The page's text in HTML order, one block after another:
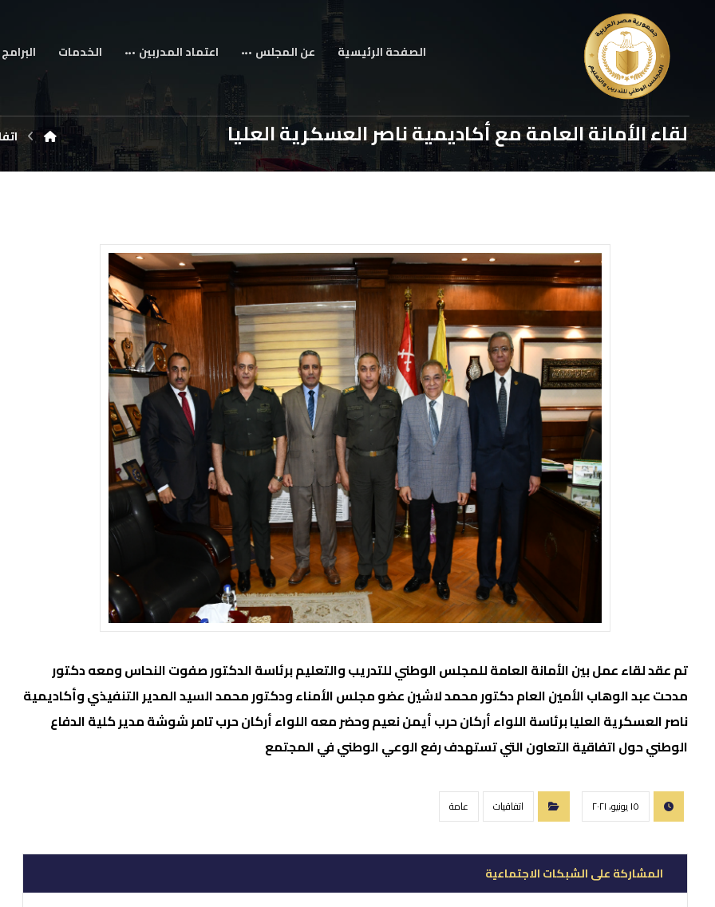
الصفحة الرئيسية عن المجلس اعتماد المدربين الخدمات
لقاء الأمانة العامة مع أكاديمية ناصر العسكرية العليا
تم عقد لقاء عمل بين الأمانة العامة للمجلس الوطني للتدريب والتعليم برئاسة الدكتور صفوت النحاس ومعه دكتور
مدحت عبد الوهاب الأمين العام دكتور محمد لاشين عضو مجلس الأمناء ودكتور محمد السيد المدير التنفيذي وأكاديمية
ناصر العسكرية العليا برئاسة اللواء أركان حرب أيمن نعيم وحضر معه اللواء أركان حرب تامر شوشة مدير كلية الدفاع
الوطني حول اتفاقية التعاون التي تستهدف رفع الوعي الوطني في المجتمع
١٥ يونيو، ٢٠٢١ اتفاقيات عامة